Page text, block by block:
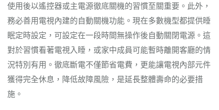
使用後以遙控器或主電源徹底關機的習慣至關重要。此外，
務必善用電視內建的自動關機功能。現在多數機型都提供睡
眠定時設定，可設定在一段時間無操作後自動關閉電源。這
對於習慣看著電視入睡，或家中成員可能暫時離開客廳的情
況特別有用。徹底斷電不僅節省電費，更能讓電視內部元件
獲得完全休息，降低故障風險，是延長整體壽命的必要措
施。